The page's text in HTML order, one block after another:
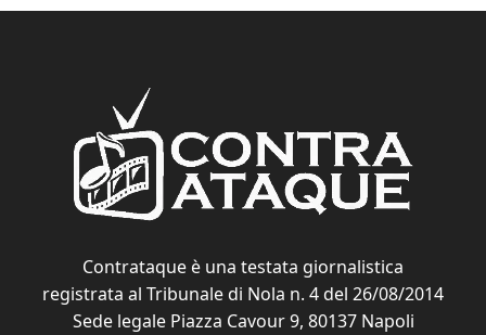
Contrataque è una testata giornalistica
registrata al Tribunale di Nola n. 4 del 26/08/2014
Sede legale Piazza Cavour 9, 80137 Napoli